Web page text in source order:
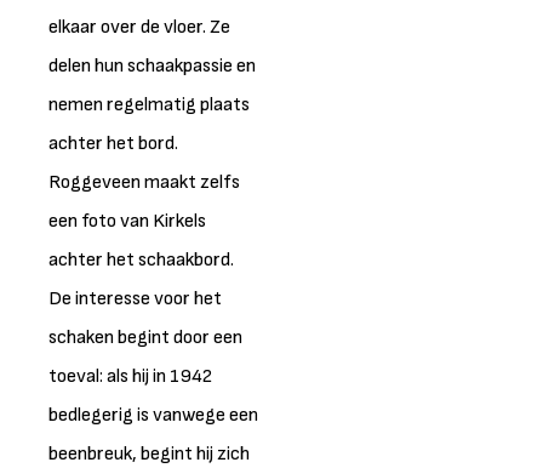
elkaar over de vloer. Ze
delen hun schaakpassie en
nemen regelmatig plaats
achter het bord.
Roggeveen maakt zelfs
een foto van Kirkels
achter het schaakbord.
De interesse voor het
schaken begint door een
toeval: als hij in 1942
bedlegerig is vanwege een
beenbreuk, begint hij zich